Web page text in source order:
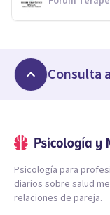
Consulta
Psicología para
diarios sobre salud
relaciones de pareja.